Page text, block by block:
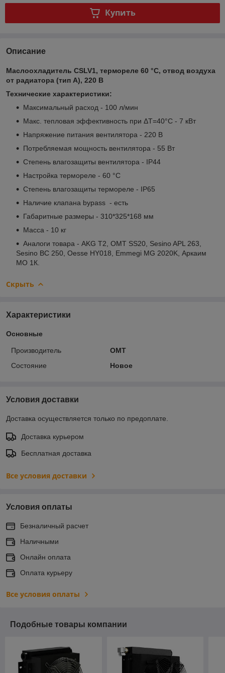
Купить
Описание
Маслоохладитель CSLV1, термореле 60 °С, отвод воздуха
от радиатора (тип А), 220 В
Технические характеристики:
Максимальный расход - 100 л/мин
Макс. тепловая эффективность при ΔТ=40°С - 7 кВт
Напряжение питания вентилятора - 220 В
Потребляемая мощность вентилятора - 55 Вт
Степень влагозащиты вентилятора - IP44
Настройка термореле - 60 °С
Степень влагозащиты термореле - IP65
Наличие клапана bypass - есть
Габаритные размеры - 310*325*168 мм
Масса - 10 кг
Аналоги товара - AKG T2, OMT SS20, Sesino APL 263,
Sesino BC 250, Oesse HY018, Emmegi MG 2020K, Аркаим
МО 1К.
Скрыть
Характеристики
Основные
Производитель
OMT
Состояние
Новое
Условия доставки
Доставка осуществляется только по предоплате.
Доставка курьером
Бесплатная доставка
Все условия доставки
Условия оплаты
Безналичный расчет
Наличными
Онлайн оплата
Оплата курьеру
Все условия оплаты
Подобные товары компании